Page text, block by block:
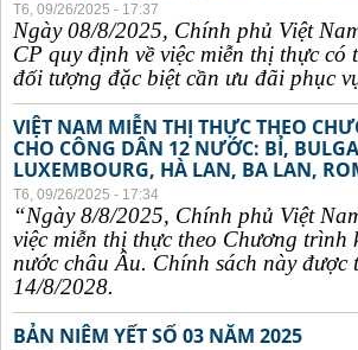
T6, 09/26/2025 - 17:37
Ngày 08/8/2025, Chính phủ Việt
CP quy định về việc miễn thị thực
đối tượng đặc biệt cần ưu đãi phục
VIỆT NAM MIỄN THỊ THỰC THEO
CHO CÔNG DÂN 12 NƯỚC: BỈ,
LUXEMBOURG, HÀ LAN, BA LAN,
T6, 09/26/2025 - 17:34
“Ngày 8/8/2025, Chính phủ Việt
việc miễn thị thực theo Chương
nước châu Âu. Chính sách này
14/8/2028.
BẢN NIÊM YẾT SỐ 03 NĂM 2025